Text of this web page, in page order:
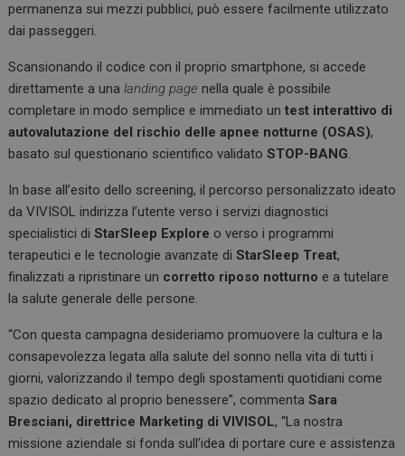
permanenza sui mezzi pubblici, può essere facilmente utilizzato
dai passeggeri.
Scansionando il codice con il proprio smartphone, si accede
direttamente a unalanding page nella quale è possibile
completare in modo semplice e immediato untest interattivo di
autovalutazione del rischio delle apnee notturne (OSAS),
basato sul questionario scientifico validato STOP-BANG.
In base all’esito dello screening, il percorso personalizzato ideato
da VIVISOL indirizza l’utente verso i servizi diagnostici
specialistici diStarSleep Explore o verso i programmi
terapeutici e le tecnologie avanzate diStarSleep Treat,
finalizzati a ripristinare un corretto riposo notturno e a tutelare
la salute generale delle persone.
“Con questa campagna desideriamo promuovere la cultura e la
consapevolezza legata alla salute del sonno nella vita di tutti i
giorni, valorizzando il tempo degli spostamenti quotidiani come
spazio dedicato al proprio benessere”, commentaSara
Bresciani, direttrice Marketing di VIVISOL, “La nostra
missione aziendale si fonda sull’idea di portare cure e assistenza